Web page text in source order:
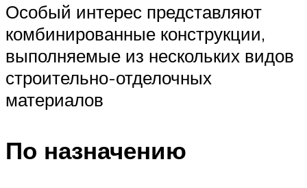
Особый интерес представляют
комбинированные конструкции,
выполняемые из нескольких видов
строительно-отделочных
материалов
По назначению